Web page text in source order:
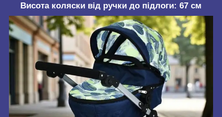
Висота коляски від ручки до підлоги: 67 см